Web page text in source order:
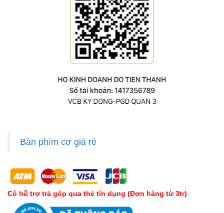
Bàn phím cơ giá rẻ
Có hỗ trợ trả góp qua thẻ tín dụng (Đơn hàng từ 3tr)